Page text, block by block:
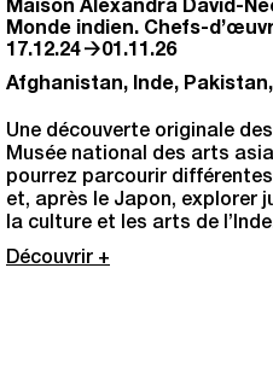
Maison Alexandra David-
Monde indien. Chefs-
17.12.24→01.11.26
Afghanistan, Inde,
Une découverte originale
Musée national des arts
pourrez parcourir
et, après le Japon, explorer
la culture et les arts de
Découvrir +